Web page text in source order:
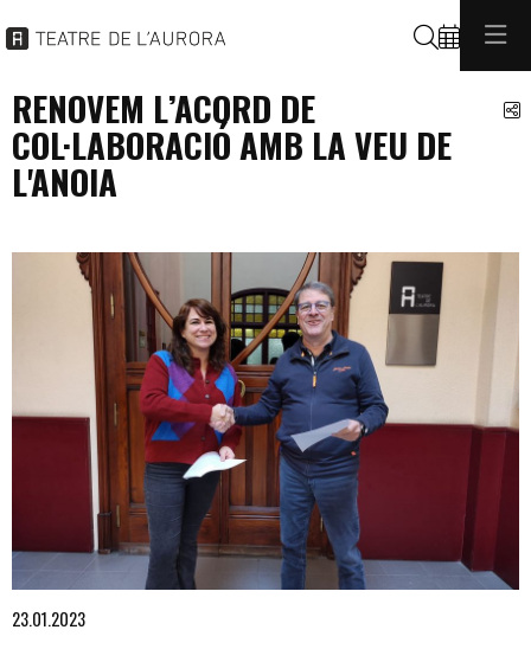
Buscar
RENOVEM L’ACORD DE
COL·LABORACIÓ AMB LA VEU DE
L'ANOIA
Diapositiva 1 de 1
23.01.2023